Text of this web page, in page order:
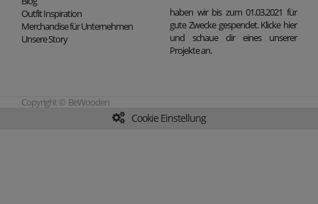
Outfit Inspiration
Merchandise für Unternehmen
Unsere Story
haben wir bis zum 01.03.2021 für
gute Zwecke gespendet. Klicke hier
und schaue dir eines unserer
Projekte an.
Copyright © BeWooden
Cookie Einstellung